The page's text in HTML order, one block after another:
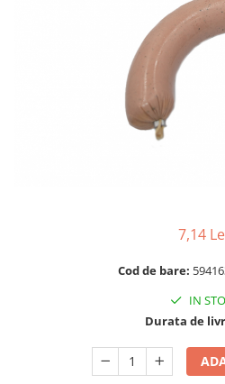
7,14
Cod de bare:
IN
Durata de